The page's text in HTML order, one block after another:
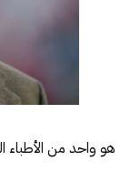
هو واحد من الأطباء